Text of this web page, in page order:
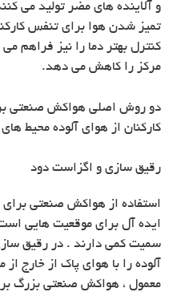
و آلاینده های مضر تولید می
تمیز شدن هوا برای تنفس
کنترل بهتر دما را نیز فراهم
مرکز را کاهش می دهد.
دو روش اصلی هواکش صنعتی
کارکنان از هوای آلوده محیط
رقیق سازی و اگزاست دود
استفاده از هواکش صنعتی
ایده آل برای موقعیت هایی
سمیت کمی دارند . در رقیق
آلوده را با هوای پاک از خارج
معمول ، هواکش صنعتی بزرگ